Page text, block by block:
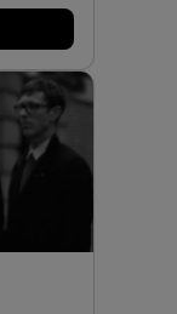
några
kan vi
är